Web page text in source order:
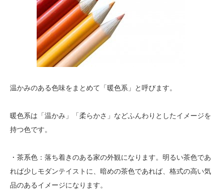
温かみのある色味をまとめて「暖色系」と呼びます。
暖色系は「温かみ」「柔らかさ」などふんわりとしたイメージを
持つ色です。
・茶系色：落ち着きのある家の外観になります。明るい茶色であ
れば少しモダンテイストに、暗めの茶色であれば、格式の高い気
品のあるイメージになります。